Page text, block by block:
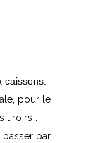
caissons.
pour le
tiroirs .
passer par